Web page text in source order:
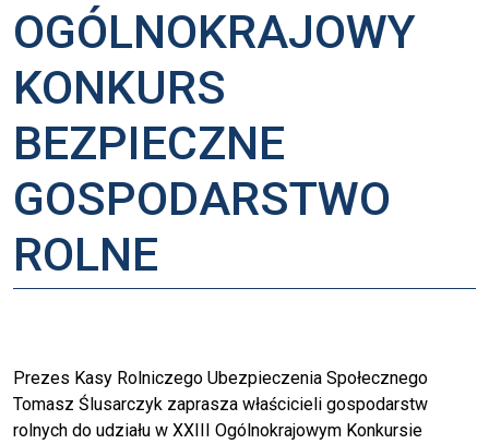
OGÓLNOKRAJOWY
KONKURS
BEZPIECZNE
GOSPODARSTWO
ROLNE
Prezes Kasy Rolniczego Ubezpieczenia Społecznego
Tomasz Ślusarczyk zaprasza właścicieli gospodarstw
rolnych do udziału w XXIII Ogólnokrajowym Konkursie